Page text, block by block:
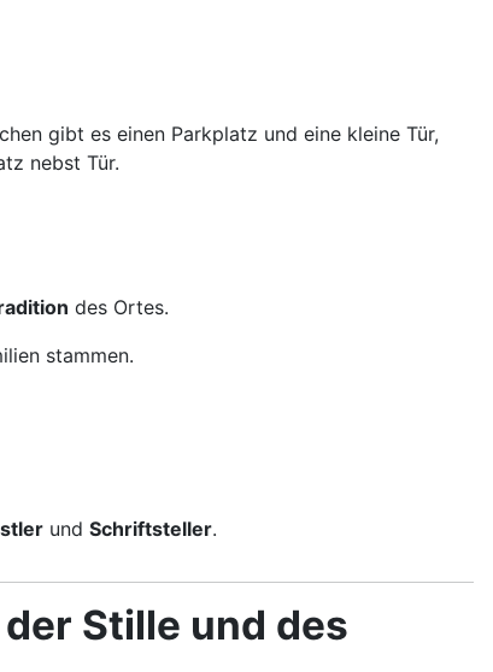
gibt es einen Parkplatz und eine kleine Tür,
nebst Tür.
des Ortes.
stammen.
und Schriftsteller.
Stille und des